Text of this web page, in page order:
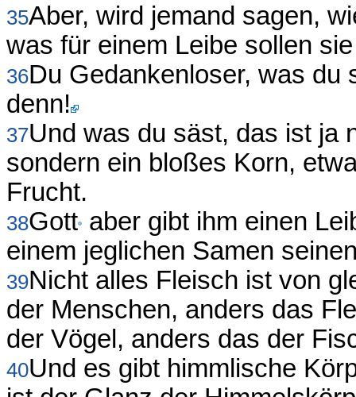
35Aber, wird jemand sagen,
was für einem Leibe sollen
36Du Gedankenloser, was du
denn!
37Und was du säst, das ist ja
sondern ein bloßes Korn,
Frucht.
38Gott aber gibt ihm einen
einem jeglichen Samen
39Nicht alles Fleisch ist von
der Menschen, anders das
der Vögel, anders das der
40Und es gibt himmlische